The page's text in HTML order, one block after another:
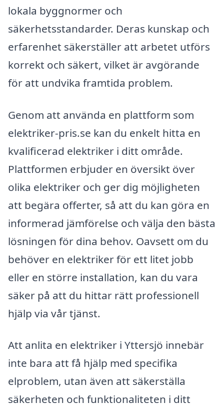
lokala byggnormer och
säkerhetsstandarder. Deras kunskap och
erfarenhet säkerställer att arbetet utförs
korrekt och säkert, vilket är avgörande
för att undvika framtida problem.
Genom att använda en plattform som
elektriker-pris.se kan du enkelt hitta en
kvalificerad elektriker i ditt område.
Plattformen erbjuder en översikt över
olika elektriker och ger dig möjligheten
att begära offerter, så att du kan göra en
informerad jämförelse och välja den bästa
lösningen för dina behov. Oavsett om du
behöver en elektriker för ett litet jobb
eller en större installation, kan du vara
säker på att du hittar rätt professionell
hjälp via vår tjänst.
Att anlita en elektriker i Yttersjö innebär
inte bara att få hjälp med specifika
elproblem, utan även att säkerställa
säkerheten och funktionaliteten i ditt